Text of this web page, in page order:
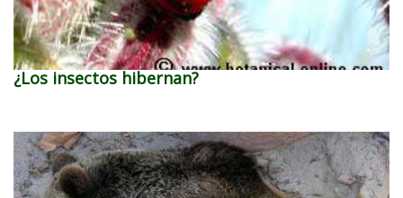
¿Los insectos hibernan?